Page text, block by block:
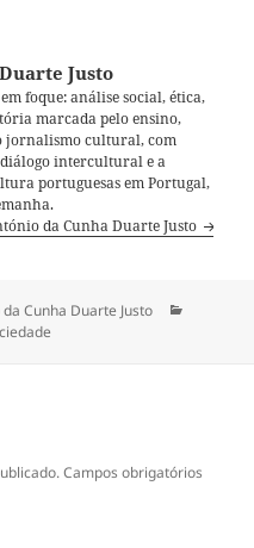
Justo
foque: análise social, ética,
marcada pelo ensino,
jornalismo cultural, com
intercultural e a
portuguesas em Portugal,
da Cunha Duarte Justo
Cunha Duarte Justo
Campos obrigatórios